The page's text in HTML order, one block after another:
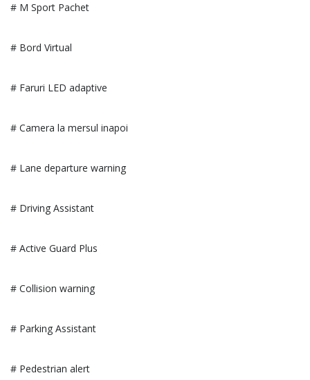
# M Sport Pachet
# Bord Virtual
# Faruri LED adaptive
# Camera la mersul inapoi
# Lane departure warning
# Driving Assistant
# Active Guard Plus
# Collision warning
# Parking Assistant
# Pedestrian alert